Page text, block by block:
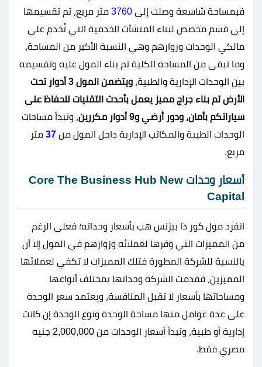
فبمساحة شاسعة وصلت إلى 3760 متر مربع، تم تقسيمها
إلى قسم مخصص لبناء المنشآت الخدمية التي تُخدم على
مالكي الوحدات وزوارهم وهي النسبة الأكبر من المساحة،
وما تبقى من المساحة الكلية تم بناء المول عليه وتقسيمه
بين الوحدات الإدارية والطبية،
ويتضمن المول 3 أدوار تحت
الأرض تم بناء جراج مميز يعمل بأحدث التقنيات للحفاظ على
سياراتكم بأمان، ودور أرضي و9 أدوار مكررين
، وتبدأ مساحات
الوحدات الطبية والمكاتب الإدارية داحل المول من 37 متر
مربع.
أسعار وحدات Core The Business Hub New
Capital
انفرد مول كور ذا بيزنس هب بأسعار وحداته؛ فعلى الرغم
من المميزات التي وفرها لعملائه وزوارهم في المول إلا أن
بالنسبة للشركة المطورة فتلك المميزات لا تكفي لعملائها
المميزين، فقدمت الشركة وحداتها بمختلف أنواعها
ومساحاتها بأسعار لا تقبل المنافسة، ويعتمد سعر الوحدة
على عدة عوامل منها مساحة الوحدة ونوع الوحدة إن كانت
إدارية أو طبية، وتبدأ أسعار الوحدات من 2,000,000 جنيه
مصري فقط.